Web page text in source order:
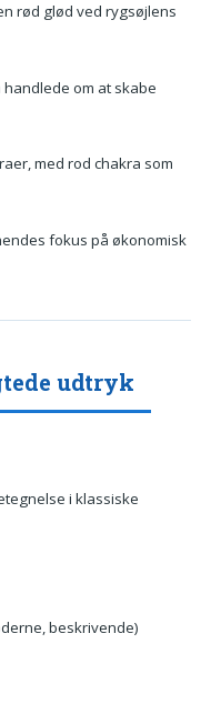
rød glød ved rygsøjlens
om at skabe
med rod chakra som
fokus på økonomisk
udtryk
i klassiske
beskrivende)